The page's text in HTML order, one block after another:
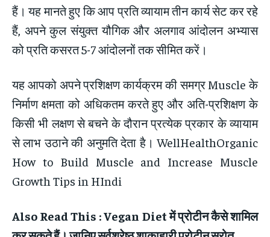
हैं। यह मानते हुए कि आप प्रति व्यायाम तीन कार्य सेट कर रहे
हैं, अपने कुल संयुक्त यौगिक और अलगाव आंदोलन अभ्यास
को प्रति कसरत 5-7 आंदोलनों तक सीमित करें।
यह आपको अपने प्रशिक्षण कार्यक्रम की समग्र Muscle के
निर्माण क्षमता को अधिकतम करते हुए और अति-प्रशिक्षण के
किसी भी लक्षण से बचने के दौरान प्रत्येक प्रकार के व्यायाम
से लाभ उठाने की अनुमति देता है। WellHealthOrganic
How to Build Muscle and Increase Muscle
Growth Tips in HIndi
Also Read This : Vegan Dietमें प्रोटीन कैसे शामिल